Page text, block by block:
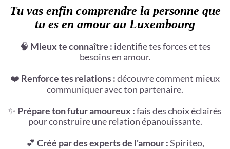
Tu vas enfin comprendre la personne que
tu es en amour au Luxembourg
🧠 Mieux te connaître : identifie tes forces et tes
besoins en amour.
❤️ Renforce tes relations :découvre comment mieux
communiquer avec ton partenaire.
✨ Prépare ton futur amoureux :fais des choix éclairés
pour construire une relation épanouissante.
💕 Créé par des experts de l'amour :Spiriteo,